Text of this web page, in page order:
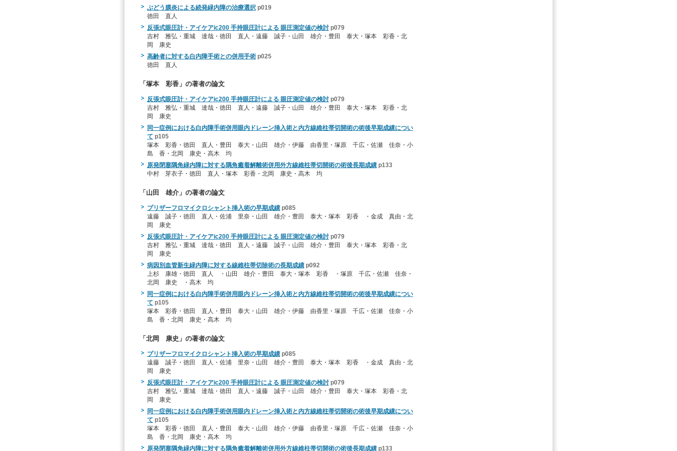
ぶどう膜炎による続発緑内障の治療選択 p019
徳田 直人
反張式眼圧計・アイケアic200 手持眼圧計による 眼圧測定値の検討 p079
吉村 雅弘・重城 達哉・徳田 直人・遠藤 誠子・山田 雄介・豊田 泰大・塚本 彩香・北
岡 康史
高齢者に対する白内障手術との併用手術 p025
徳田 直人
「塚本 彩香」の著者の論文
反張式眼圧計・アイケアic200 手持眼圧計による 眼圧測定値の検討 p079
吉村 雅弘・重城 達哉・徳田 直人・遠藤 誠子・山田 雄介・豊田 泰大・塚本 彩香・北
岡 康史
同一症例における白内障手術併用眼内ドレーン挿入術と内方線維柱帯切開術の術後早期成績につい
て p105
塚本 彩香・徳田 直人・豊田 泰大・山田 雄介・伊藤 由香里・塚原 千広・佐瀬 佳奈・小
島 香・北岡 康史・高木 均
原発閉塞隅角緑内障に対する隅角癒着解離術併用外方線維柱帯切開術の術後長期成績 p133
中村 芽衣子・徳田 直人・塚本 彩香・北岡 康史・高木 均
「山田 雄介」の著者の論文
プリザーフロマイクロシャント挿入術の早期成績 p085
遠藤 誠子・徳田 直人・佐浦 里奈・山田 雄介・豊田 泰大・塚本 彩香 ・金成 真由・北
岡 康史
反張式眼圧計・アイケアic200 手持眼圧計による 眼圧測定値の検討 p079
吉村 雅弘・重城 達哉・徳田 直人・遠藤 誠子・山田 雄介・豊田 泰大・塚本 彩香・北
岡 康史
病因別血管新生緑内障に対する線維柱帯切除術の長期成績 p092
上杉 康雄・徳田 直人 ・山田 雄介・豊田 泰大・塚本 彩香 ・塚原 千広・佐瀬 佳奈・
北岡 康史 ・高木 均
同一症例における白内障手術併用眼内ドレーン挿入術と内方線維柱帯切開術の術後早期成績につい
て p105
塚本 彩香・徳田 直人・豊田 泰大・山田 雄介・伊藤 由香里・塚原 千広・佐瀬 佳奈・小
島 香・北岡 康史・高木 均
「北岡 康史」の著者の論文
プリザーフロマイクロシャント挿入術の早期成績 p085
遠藤 誠子・徳田 直人・佐浦 里奈・山田 雄介・豊田 泰大・塚本 彩香 ・金成 真由・北
岡 康史
反張式眼圧計・アイケアic200 手持眼圧計による 眼圧測定値の検討 p079
吉村 雅弘・重城 達哉・徳田 直人・遠藤 誠子・山田 雄介・豊田 泰大・塚本 彩香・北
岡 康史
同一症例における白内障手術併用眼内ドレーン挿入術と内方線維柱帯切開術の術後早期成績につい
て p105
塚本 彩香・徳田 直人・豊田 泰大・山田 雄介・伊藤 由香里・塚原 千広・佐瀬 佳奈・小
島 香・北岡 康史・高木 均
原発閉塞隅角緑内障に対する隅角癒着解離術併用外方線維柱帯切開術の術後長期成績 p133